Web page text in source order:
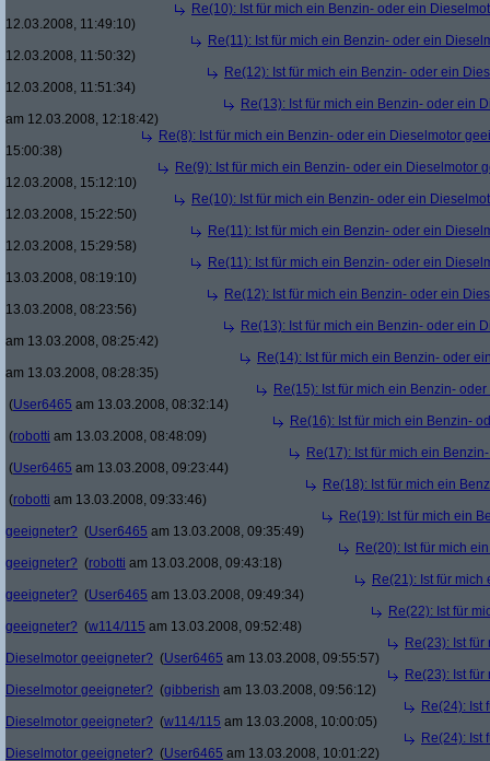
Re(10): Ist für mich ein Benzin- oder ein
12.03.2008, 11:49:10)
Re(11): Ist für mich ein Benzin- oder ein
12.03.2008, 11:50:32)
Re(12): Ist für mich ein Benzin- oder ein
12.03.2008, 11:51:34)
Re(13): Ist für mich ein Benzin- oder ein
am 12.03.2008, 12:18:42)
Re(8): Ist für mich ein Benzin- oder ein Dieselmotor
15:00:38)
Re(9): Ist für mich ein Benzin- oder ein Dieselmotor
12.03.2008, 15:12:10)
Re(10): Ist für mich ein Benzin- oder ein
12.03.2008, 15:22:50)
Re(11): Ist für mich ein Benzin- oder ein
12.03.2008, 15:29:58)
Re(11): Ist für mich ein Benzin- oder ein
13.03.2008, 08:19:10)
Re(12): Ist für mich ein Benzin- oder ein
13.03.2008, 08:23:56)
Re(13): Ist für mich ein Benzin- oder ein
am 13.03.2008, 08:25:42)
Re(14): Ist für mich ein Benzin- oder
am 13.03.2008, 08:28:35)
Re(15): Ist für mich ein Benzin-
(User6465 am 13.03.2008, 08:32:14)
Re(16): Ist für mich ein Benzin-
(robotti am 13.03.2008, 08:48:09)
Re(17): Ist für mich ein
(User6465 am 13.03.2008, 09:23:44)
Re(18): Ist für mich ein
(robotti am 13.03.2008, 09:33:46)
Re(19): Ist für mich ein
geeigneter? (User6465 am 13.03.2008, 09:35:49)
Re(20): Ist für mich
geeigneter? (robotti am 13.03.2008, 09:43:18)
Re(21): Ist für
geeigneter? (User6465 am 13.03.2008, 09:49:34)
Re(22): Ist für
geeigneter? (w114/115 am 13.03.2008, 09:52:48)
Re(23): Ist
Dieselmotor geeigneter? (User6465 am 13.03.2008, 09:55:57)
Re(23): Ist
Dieselmotor geeigneter? (gibberish am 13.03.2008, 09:56:12)
Re(24): Ist
Dieselmotor geeigneter? (w114/115 am 13.03.2008, 10:00:05)
Re(24): Ist
Dieselmotor geeigneter? (User6465 am 13.03.2008, 10:01:22)